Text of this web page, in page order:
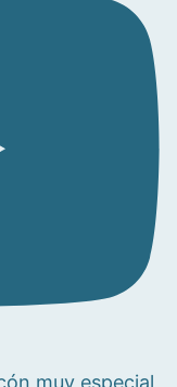
muy especial